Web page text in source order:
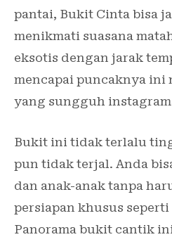
pantai, Bukit Cinta bisa
menikmati suasana
eksotis dengan jarak
mencapai puncaknya ini
yang sungguh
Bukit ini tidak terlalu
pun tidak terjal. Anda
dan anak-anak tanpa
persiapan khusus
Panorama bukit cantik